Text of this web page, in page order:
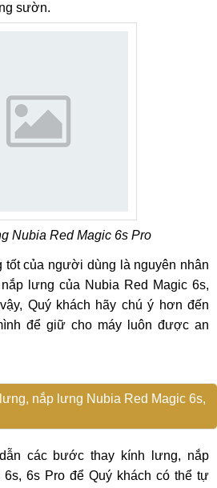
sườn.
Nubia Red Magic 6s Pro
tốt của người dùng là nguyên nhân
lưng của Nubia Red Magic 6s,
Quý khách hãy chú ý hơn đến
để giữ cho máy luôn được an
nắp lưng Nubia Red Magic 6s,
các bước thay kính lưng, nắp
6s, 6s Pro để Quý khách có thể tự